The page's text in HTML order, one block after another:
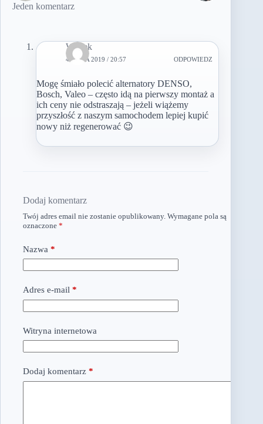
Jeden komentarz
Wojtek
4 LIPCA 2019 / 20:57 ODPOWIEDZ
Mogę śmiało polecić alternatory DENSO,
Bosch, Valeo – często idą na pierwszy montaż a
ich ceny nie odstraszają – jeżeli wiążemy
przyszłość z naszym samochodem lepiej kupić
nowy niż regenerować 😉
Dodaj komentarz
Twój adres email nie zostanie opublikowany. Wymagane pola są
oznaczone *
Nazwa *
Adres e-mail *
Witryna internetowa
Dodaj komentarz *